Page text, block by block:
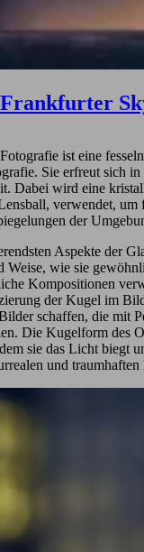
ist eine
Sie erfreut sich in
Dabei wird eine
verwendet, um
der
Aspekte der
Weise, wie sie
Kompositionen
der Kugel im
schaffen, die mit
Die Kugelform des
sie das Licht biegt
und